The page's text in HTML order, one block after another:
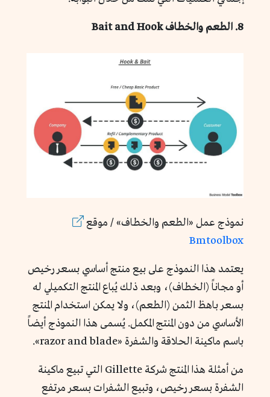
8. الطعم والخطاف Bait and Hook
نموذج عمل «الطعم والخطاف» / موقع
Bmtoolbox
يعتمد هذا النموذج على بيع منتج أساسي بسعر رخيص
أو مجاناً (الخطاف)، وبعد ذلك يُباع المنتج التكميلي له
بسعر باهظ الثمن (الطعم)، ولا يمكن استخدام المنتج
الأساسي من دون المنتج المكمل. يُسمى هذا النموذج أيضاً
باسم ماكينة الحلاقة والشفرة «razor and blade».
من أمثلة هذا المنتج شركة Gillette التي تبيع ماكينة
الشفرة بسعر رخيص، وتبيع الشفرات بسعر مرتفع